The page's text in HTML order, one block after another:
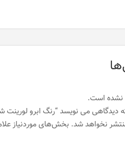
نشده است.
نویسد “رنگ ابرو لورینت شماره 6 حجم 15 میلی لیتر رنگ
نخواهد شد. بخش‌های موردنیاز